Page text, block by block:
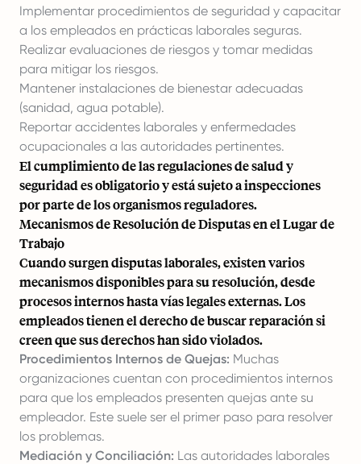
Implementar procedimientos de seguridad y capacitar
a los empleados en prácticas laborales seguras.
Realizar evaluaciones de riesgos y tomar medidas
para mitigar los riesgos.
Mantener instalaciones de bienestar adecuadas
(sanidad, agua potable).
Reportar accidentes laborales y enfermedades
ocupacionales a las autoridades pertinentes.
El cumplimiento de las regulaciones de salud y
seguridad es obligatorio y está sujeto a inspecciones
por parte de los organismos reguladores.
Mecanismos de Resolución de Disputas en el Lugar de
Trabajo
Cuando surgen disputas laborales, existen varios
mecanismos disponibles para su resolución, desde
procesos internos hasta vías legales externas. Los
empleados tienen el derecho de buscar reparación si
creen que sus derechos han sido violados.
Procedimientos Internos de Quejas: Muchas
organizaciones cuentan con procedimientos internos
para que los empleados presenten quejas ante su
empleador. Este suele ser el primer paso para resolver
los problemas.
Mediación y Conciliación: Las autoridades laborales